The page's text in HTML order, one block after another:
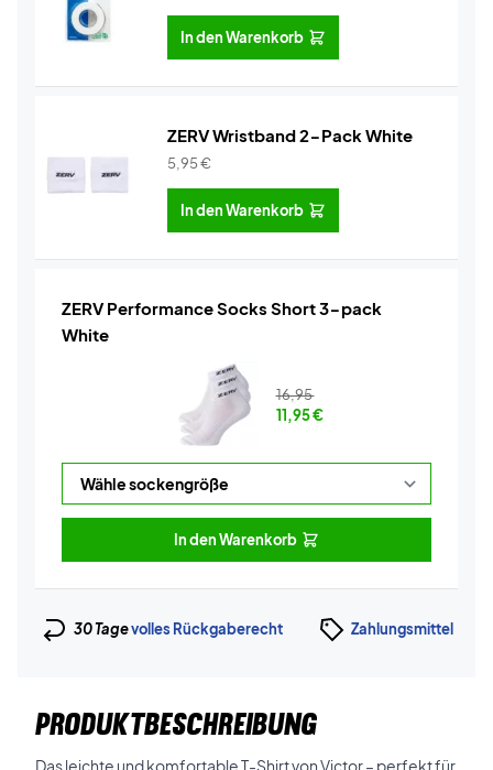
In den Warenkorb
ZERV Wristband 2-Pack White
5,95€
In den Warenkorb
ZERV Performance Socks Short 3-pack
White
16,95
11,95€
In den Warenkorb
30 Tagevolles Rückgaberecht Zahlungsmittel
PRODUKTBESCHREIBUNG
Das leichte und komfortable T-Shirt von Victor – perfekt für